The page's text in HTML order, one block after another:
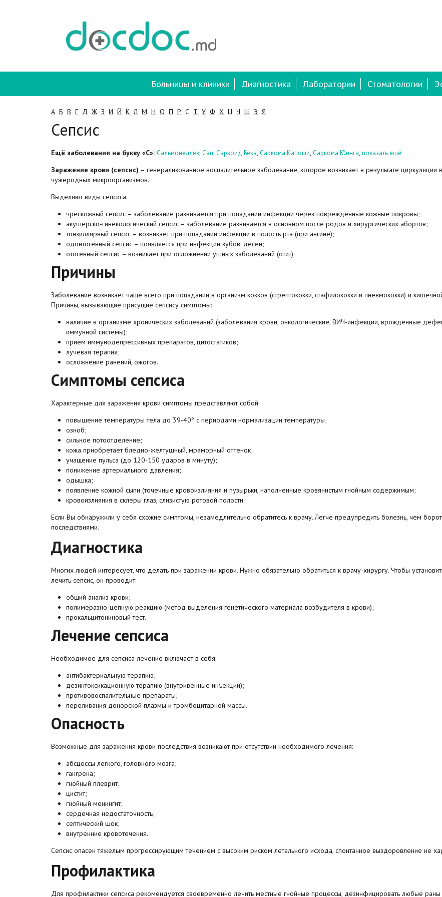
Больницы и клиники Диагностика Лаборатории Стоматологии
А Б В Г Д Ж З И Й К Л М Н О П Р С Т У Ф Х Ц Ч Ш Э Я
Сепсис
Ещё заболевания на букву «С»: Сальмонеллёз, Сап, Саркоид Бека, Саркома Капоши, Саркома Юинга, показать ещё
Заражение крови (сепсис) – генерализованное воспалительное заболевание, которое возникает в результате циркуляции
чужеродных микроорганизмов.
Выделяют виды сепсиса:
чрескожный сепсис – заболевание развивается при попадании инфекции через поврежденные кожные покровы;
акушерско-гинекологический сепсис – заболевание развивается в основном после родов и хирургических абортов;
тонзиллярный сепсис – возникает при попадании инфекции в полость рта (при ангине);
одонтогенный сепсис – появляется при инфекции зубов, десен;
отогенный сепсис – возникает при осложнении ушных заболеваний (отит).
Причины
Заболевание возникает чаще всего при попадании в организм кокков (стрептококки, стафилококки и пневмококки) и
Причины, вызывающие присущие сепсису симптомы:
наличие в организме хронических заболеваний (заболевания крови, онкологические, ВИЧ-инфекции, врожденные
иммунной системы);
прием иммунодепрессивных препаратов, цитостатиков;
лучевая терапия;
осложнение ранений, ожогов.
Симптомы сепсиса
Характерные для заражения крови симптомы представляют собой:
повышение температуры тела до 39-40° с периодами нормализации температуры;
озноб;
сильное потоотделение;
кожа приобретает бледно-желтушный, мраморный оттенок;
учащение пульса (до 120-150 ударов в минуту);
понижение артериального давления;
одышка;
появление кожной сыпи (точечные кровоизлияния и пузырьки, наполненные кровянистым гнойным содержимым;
кровоизлияния в склеры глаз, слизистую ротовой полости.
Если Вы обнаружили у себя схожие симптомы, незамедлительно обратитесь к врачу. Легче предупредить болезнь, чем
последствиями.
Диагностика
Многих людей интересует, что делать при заражении крови. Нужно обязательно обратиться к врачу-хирургу. Чтобы
лечить сепсис, он проводит:
общий анализ крови;
полимеразно-цепную реакцию (метод выделения генетического материала возбудителя в крови);
прокальцитониновый тест.
Лечение сепсиса
Необходимое для сепсиса лечение включает в себя:
антибактериальную терапию;
дезинтоксикационную терапию (внутривенные инъекции);
противовоспалительные препараты;
переливания донорской плазмы и тромбоцитарной массы.
Опасность
Возможные для заражения крови последствия возникают при отсутствии необходимого лечения:
абсцессы легкого, головного мозга;
гангрена;
гнойный плеврит;
цистит;
гнойный менингит;
сердечная недостаточность;
септический шок;
внутренние кровотечения.
Сепсис опасен тяжелым прогрессирующим течением с высоким риском летального исхода, спонтанное выздоровление не
Профилактика
Для профилактики сепсиса рекомендуется своевременно лечить местные гнойные процессы, дезинфицировать любые раны